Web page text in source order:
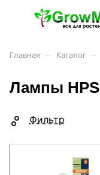
Главная Каталог
Лампы HPS
Фильтр